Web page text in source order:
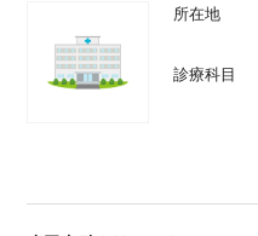
所在地
診療科目